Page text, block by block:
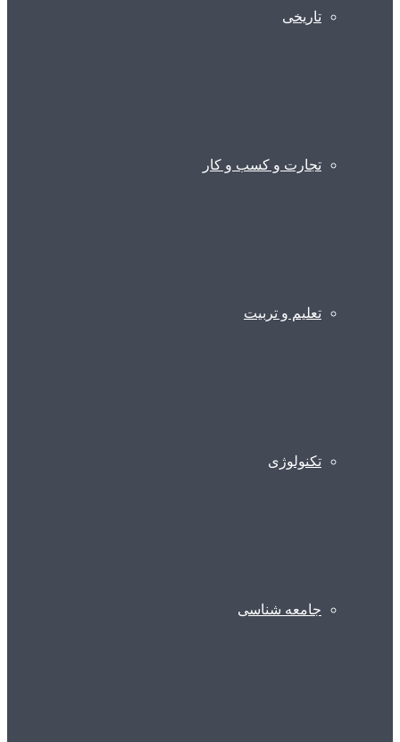
تاریخی
تجارت و کسب و کار
تعلیم و تربیت
تکنولوژی
جامعه شناسی